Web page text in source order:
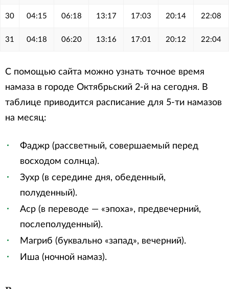
30 04:15 06:18 13:17 17:03 20:14 22:08
31 04:18 06:20 13:16 17:01 20:12 22:04
С помощью сайта можно узнать точное время
намаза в городе Октябрьский 2-й на сегодня. В
таблице приводится расписание для 5-ти намазов
на месяц:
Фаджр (рассветный, совершаемый перед
восходом солнца).
Зухр (в середине дня, обеденный,
полуденный).
Аср (в переводе — «эпоха», предвечерний,
послеполуденный).
Магриб (буквально «запад», вечерний).
Иша (ночной намаз).